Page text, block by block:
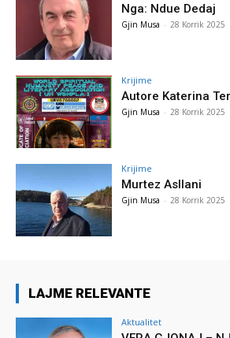
Nga: Ndue Dedaj
Gjin Musa - 28 Korrik 2025
Krijime
Autore Katerina
Gjin Musa - 28 Korrik 2025
Krijime
Murtez Asllani
Gjin Musa - 28 Korrik 2025
LAJME RELEVANTE
Aktualitet